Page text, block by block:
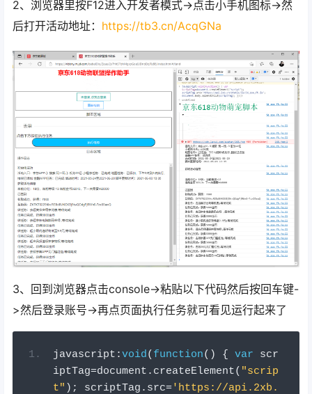
2、浏览器里按F12进入开发者模式->点击小手机图标->然
后打开活动地址： https://tb3.cn/AcqGNa
3、回到浏览器点击console->粘贴以下代码然后按回车键-
>然后登录账号->再点页面执行任务就可看见运行起来了
javascript :void( function() { var scr
iptTag=document . createElement( "scrip
t" ); scriptTag . src='https://api.2xb.